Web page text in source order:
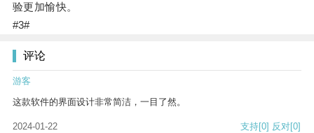
验更加愉快。
#3#
评论
游客
这款软件的界面设计非常简洁，一目了然。
2024-01-22 支持[0] 反对[0]